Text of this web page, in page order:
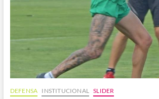
DEFENSA INSTITUCIONAL SLIDER